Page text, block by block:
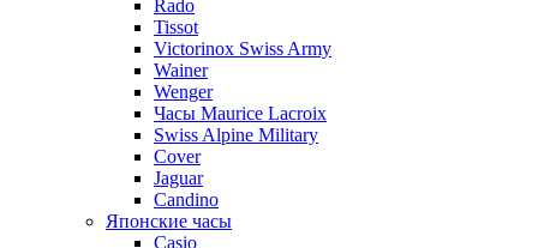
Rado
Tissot
Victorinox Swiss Army
Wainer
Wenger
Часы Maurice Lacroix
Swiss Alpine Military
Cover
Jaguar
Candino
Японские часы
Casio